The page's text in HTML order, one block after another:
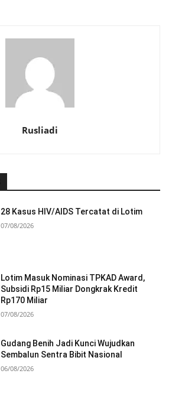
Rusliadi
28 Kasus HIV/AIDS Tercatat di Lotim
07/08/2026
Lotim Masuk Nominasi TPKAD Award,
Subsidi Rp15 Miliar Dongkrak Kredit
Rp170 Miliar
07/08/2026
Gudang Benih Jadi Kunci Wujudkan
Sembalun Sentra Bibit Nasional
06/08/2026